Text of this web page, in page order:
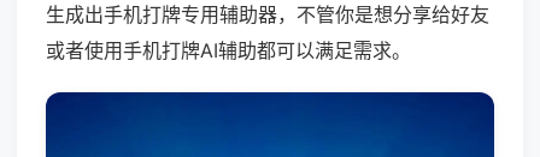
生成出手机打牌专用辅助器，不管你是想分享给好友
或者使用手机打牌AI辅助都可以满足需求。